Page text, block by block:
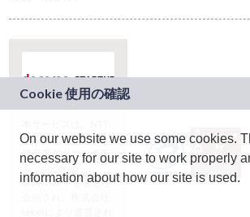
ドコモグループの新
規事業創出プログラ
ム「docomo
STARTUP」を通じて
On our website we use some cookies.
necessary for our site to work properly
information about how our site is used.